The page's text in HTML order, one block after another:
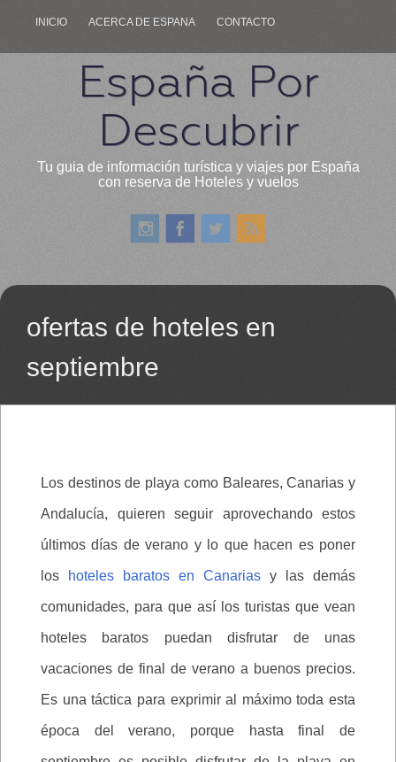
INICIO ACERCA DE ESPANA CONTACTO
España Por
Descubrir
Tu guia de información turística y viajes por España
con reserva de Hoteles y vuelos
ofertas de hoteles en
septiembre
Los destinos de playa como Baleares, Canarias y
Andalucía, quieren seguir aprovechando estos
últimos días de verano y lo que hacen es poner
los hoteles baratos en Canarias y las demás
comunidades, para que así los turistas que vean
hoteles baratos puedan disfrutar de unas
vacaciones de final de verano a buenos precios.
Es una táctica para exprimir al máximo toda esta
época del verano, porque hasta final de